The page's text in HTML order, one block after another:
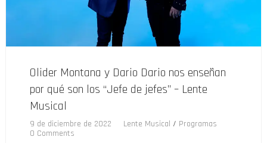
Olider Montana y Dario Dario nos enseñan
por qué son los “Jefe de jefes” – Lente
Musical
9 de diciembre de 2022 Lente Musical / Programas
0 Comments